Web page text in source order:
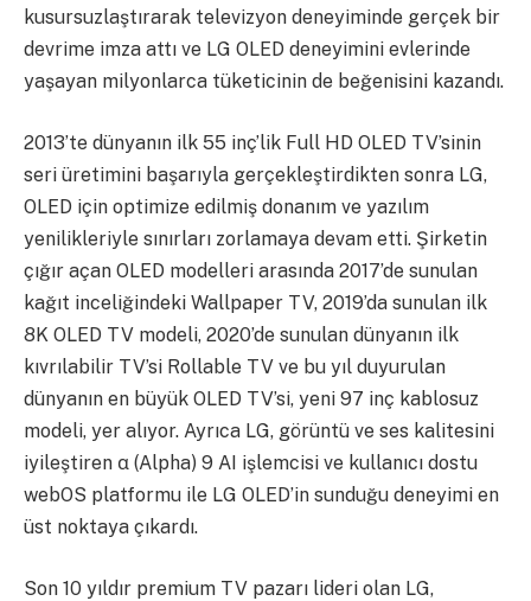
kusursuzlaştırarak televizyon deneyiminde gerçek bir
devrime imza attı ve LG OLED deneyimini evlerinde
yaşayan milyonlarca tüketicinin de beğenisini kazandı.
2013’te dünyanın ilk 55 inç’lik Full HD OLED TV’sinin
seri üretimini başarıyla gerçekleştirdikten sonra LG,
OLED için optimize edilmiş donanım ve yazılım
yenilikleriyle sınırları zorlamaya devam etti. Şirketin
çığır açan OLED modelleri arasında 2017’de sunulan
kağıt inceliğindeki Wallpaper TV, 2019’da sunulan ilk
8K OLED TV modeli, 2020’de sunulan dünyanın ilk
kıvrılabilir TV’si Rollable TV ve bu yıl duyurulan
dünyanın en büyük OLED TV’si, yeni 97 inç kablosuz
modeli, yer alıyor. Ayrıca LG, görüntü ve ses kalitesini
iyileştiren α (Alpha) 9 AI işlemcisi ve kullanıcı dostu
webOS platformu ile LG OLED’in sunduğu deneyimi en
üst noktaya çıkardı.
Son 10 yıldır premium TV pazarı lideri olan LG,